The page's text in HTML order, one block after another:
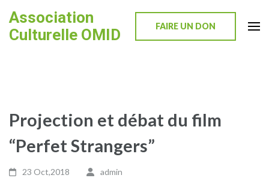
to
content
Association
Culturelle OMID
FAIRE UN DON
Projection et débat du film
“Perfet Strangers”
23 Oct,2018 admin